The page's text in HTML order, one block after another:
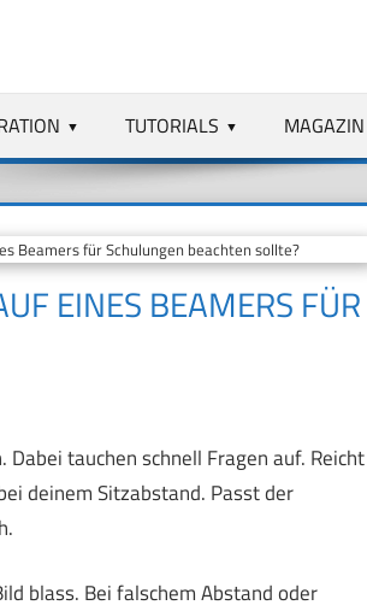
TUTORIALS MAGAZIN
Beamers für Schulungen beachten sollte?
EINES BEAMERS FÜR
tauchen schnell Fragen auf. Reicht
deinem Sitzabstand. Passt der
blass. Bei falschem Abstand oder